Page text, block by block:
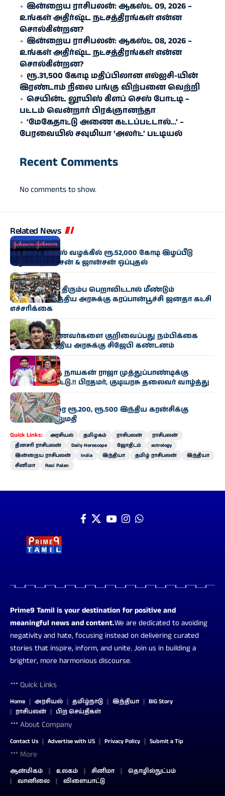
இன்றைய ராசிபலன்: ஆகஸ்ட் 09, 2026 –
உங்கள் அதிர்ஷ்ட நட்சத்திரங்கள் என்ன
சொல்கின்றன?
இன்றைய ராசிபலன்: ஆகஸ்ட் 08, 2026 –
உங்கள் அதிர்ஷ்ட நட்சத்திரங்கள் என்ன
சொல்கின்றன?
ரூ.31,500 கோடி மதிப்பிலான எல்ஐசி-​யின்
இரண்​டாம் நிலை பங்கு விற்பனை வெற்றி
செயின்ட் லூயிஸ் கிளப் செஸ் போட்டி –
பட்டம் வென்றார் பிரக்ஞானந்தா
‘மேகேதாட்டு அணை கட்டப்பட்டால்…’ –
பேரவையில் சவுமியா ‘அலர்ட்’ பட்டியல்
Recent Comments
No comments to show.
Related News
இந்தியா
ஆஸ்பெஸ்டாஸ் வழக்கில் ரூ.52,000 கோடி இழப்பீடு
வழங்க ஜான்சன் & ஜான்சன் ஒப்புதல்
இந்தியா
வழக்குகளை திரும்ப பெறாவிட்டால் மீண்டும்
போராட்டம்: மத்திய அரசுக்கு கரப்பான்பூச்சி ஜனதா கட்சி
எச்சரிக்கை
இந்தியா
போராடும் மாணவர்களை குறிவைப்பது நம்பிக்கை
துரோகம்: மத்திய அரசுக்கு சிஜேபி கண்டனம்
இந்தியா
காமன்வெல்த் நாயகன் ராஜா முத்துப்பாண்டிக்கு
குவியும் பாராட்டு.!! பிரதமர், குடியரசு தலைவர் வாழ்த்து
இந்தியா
ரூ.25,000 வரை ரூ.200, ரூ.500 இந்திய கரன்சிக்கு
நேபாளம் அனுமதி
Quick Links: அரசியல் தமிழகம் ராசிபலன்
ராசிபலன்
தினசரி ராசிபலன்
Daily Horoscope ஜோதிடம்
astrology
இன்றைய ராசிபலன்
India இந்தியா தமிழ் ராசிபலன்
இந்தியா
சினிமா
Rasi Palan
Prime9 Tamil is your destination for positive and
meaningful news and content.We are dedicated to avoiding
negativity and hate, focusing instead on delivering curated
stories that inspire, inform, and unite. Join us in building a
brighter, more harmonious discourse.
Quick Links
Home அரசியல் தமிழ்நாடு இந்தியா
BIG Story
ராசிபலன்
பிற செய்திகள்
About Company
Contact Us Advertise with US Privacy Policy Submit a Tip
More
ஆன்மிகம் உலகம் சினிமா
தொழில்நுட்பம்
வானிலை
விளையாட்டு